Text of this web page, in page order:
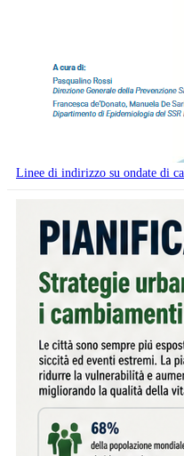
Linee di indirizzo su ondate di